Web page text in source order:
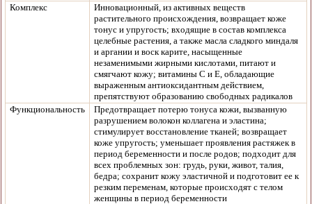
Комплекс
Инновационный, из активных веществ
растительного происхождения, возвращает коже
тонус и упругость; входящие в состав комплекса
целебные растения, а также масла сладкого миндаля
и аргании и воск карите, насыщенные
незаменимыми жирными кислотами, питают и
смягчают кожу; витамины С и Е, обладающие
выраженным антиоксидантным действием,
препятствуют образованию свободных радикалов
Функциональность
Предотвращает потерю тонуса кожи, вызванную
разрушением волокон коллагена и эластина;
стимулирует восстановление тканей; возвращает
коже упругость; уменьшает проявления растяжек в
период беременности и после родов; подходит для
всех проблемных зон: грудь, руки, живот, талия,
бедра; сохранит кожу эластичной и подготовит ее к
резким переменам, которые происходят с телом
женщины в период беременности